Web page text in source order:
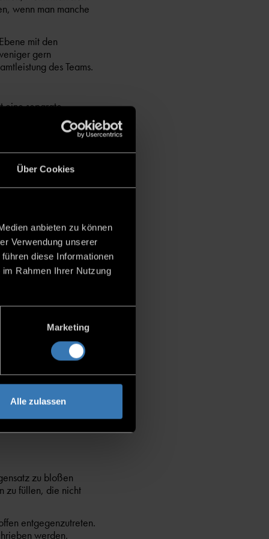
Über Cookies
anbieten zu können
Verwendung unserer
diese Informationen
Rahmen Ihrer Nutzung
Marketing
Alle zulassen
wenn man manche
mit den
gern
des Teams.
eine separate
zu haben,
seltener im Büro trifft,
die effizient und
außerhalb des
zu bloßen
zu füllen, die nicht
entgegenzutreten.
werden.